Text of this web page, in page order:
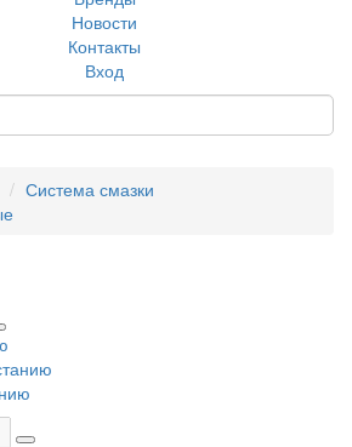
Новости
Контакты
Вход
Система смазки